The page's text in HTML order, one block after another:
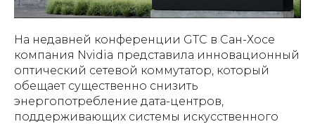
На недавней конференции GTC в Сан-Хосе
компания Nvidia представила инновационный
оптический сетевой коммутатор, который
обещает существенно снизить
энергопотребление дата-центров,
поддерживающих системы искусственного